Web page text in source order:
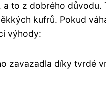
to z dobrého důvodu.
kufrů. Pokud
výhody:
zavazadla díky tvrdé